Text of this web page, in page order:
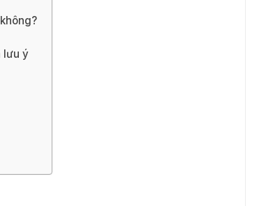
lưu ý